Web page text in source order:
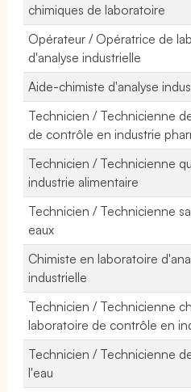
chimiques de laboratoire
Opérateur / Opératrice de
d'analyse industrielle
Aide-chimiste d'analyse
Technicien / Technicienne
de contrôle en industrie
Technicien / Technicienne
industrie alimentaire
Technicien / Technicienne
eaux
Chimiste en laboratoire
industrielle
Technicien / Technicienne
laboratoire de contrôle en
Technicien / Technicienne
l'eau